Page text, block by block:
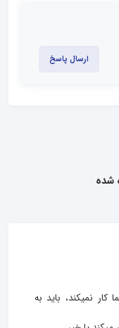
ارسال پاسخ
کار نمیکند، باید به